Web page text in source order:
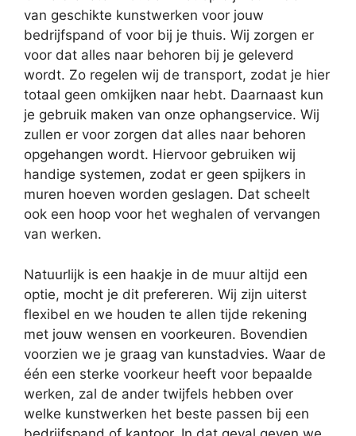
van geschikte kunstwerken voor jouw
bedrijfspand of voor bij je thuis. Wij zorgen er
voor dat alles naar behoren bij je geleverd
wordt. Zo regelen wij de transport, zodat je hier
totaal geen omkijken naar hebt. Daarnaast kun
je gebruik maken van onze ophangservice. Wij
zullen er voor zorgen dat alles naar behoren
opgehangen wordt. Hiervoor gebruiken wij
handige systemen, zodat er geen spijkers in
muren hoeven worden geslagen. Dat scheelt
ook een hoop voor het weghalen of vervangen
van werken.
Natuurlijk is een haakje in de muur altijd een
optie, mocht je dit prefereren. Wij zijn uiterst
flexibel en we houden te allen tijde rekening
met jouw wensen en voorkeuren. Bovendien
voorzien we je graag van kunstadvies. Waar de
één een sterke voorkeur heeft voor bepaalde
werken, zal de ander twijfels hebben over
welke kunstwerken het beste passen bij een